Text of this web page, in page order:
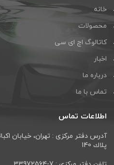
خانه
محصولات
کاتالوگ اچ ای سی
اخبار
درباره ما
تماس با ما
اطلاعات تماس
آدرس دفتر مرکزی : تهران، خيابان
پلاك 140